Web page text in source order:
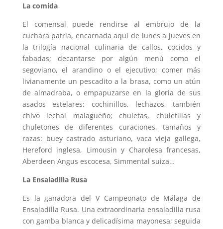
La comida
El comensal puede rendirse al embrujo de la
cuchara patria, encarnada aquí de lunes a jueves en
la trilogía nacional culinaria de callos, cocidos y
fabadas; decantarse por algún menú como el
segoviano, el arandino o el ejecutivo; comer más
livianamente un pescadito a la brasa, como un atún
de almadraba, o empapuzarse en la gloria de sus
asadosestelares: cochinillos, lechazos, también
chivo lechal malagueño; chuletas, chuletillas y
chuletones de diferentes curaciones, tamaños y
razas: buey castrado asturiano, vaca vieja gallega,
Hereford inglesa, Limousin y Charolesa francesas,
Aberdeen Angus escocesa, Simmental suiza…
La Ensaladilla Rusa
Es la ganadora del V Campeonato de Málaga de
Ensaladilla Rusa. Una extraordinaria ensaladilla rusa
con gamba blanca y delicadísima mayonesa; seguida